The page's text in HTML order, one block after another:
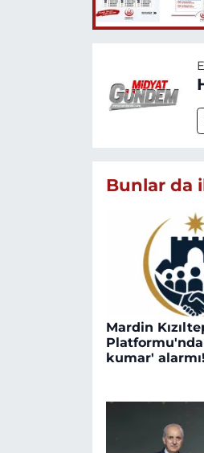
Bunlar da
Mardin
kumar' alarmı!